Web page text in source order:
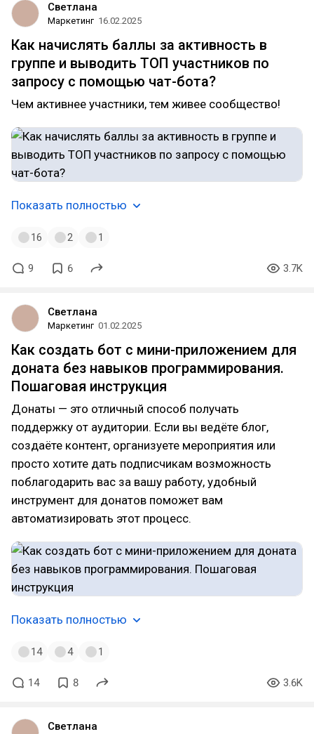
Светлана
Маркетинг 16.02.2025
Как начислять баллы за активность в
группе и выводить ТОП участников по
запросу с помощью чат-бота?
Чем активнее участники, тем живее сообщество!
Показать полностью
16 2 1
9 6 3.7K
Светлана
Маркетинг 01.02.2025
Как создать бот с мини-приложением для
доната без навыков программирования.
Пошаговая инструкция
Донаты — это отличный способ получать
поддержку от аудитории. Если вы ведёте блог,
создаёте контент, организуете мероприятия или
просто хотите дать подписчикам возможность
поблагодарить вас за вашу работу, удобный
инструмент для донатов поможет вам
автоматизировать этот процесс.
Показать полностью
14 4 1
14 8 3.6K
Светлана